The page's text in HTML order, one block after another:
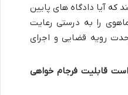
که آیا دادگاه های پایین
را به درستی رعایت
رویه قضایی و اجرای
قابلیت فرجام خواهی